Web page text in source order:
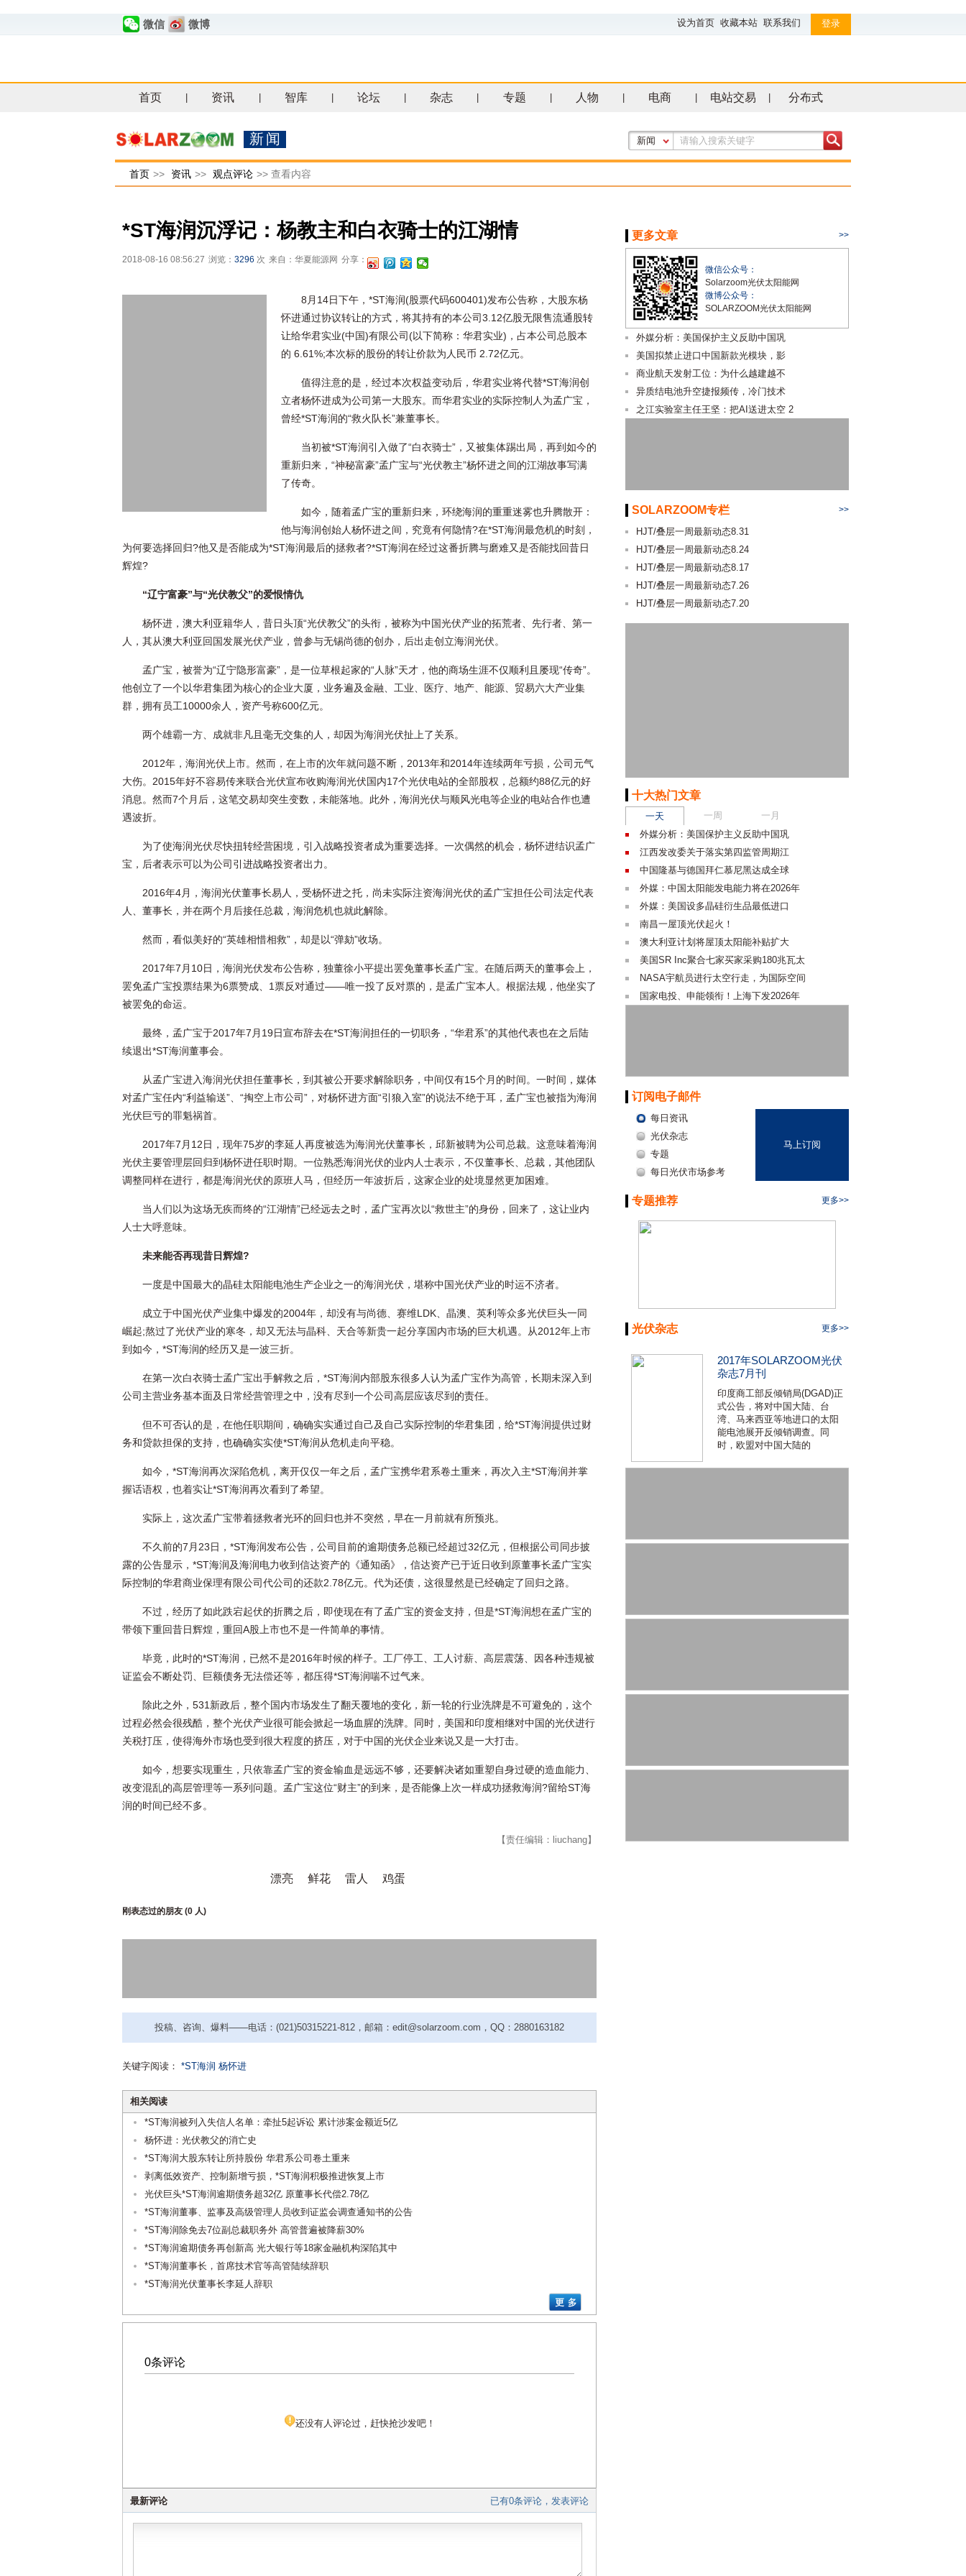
微信 微博 设为首页 收藏本站 联系我们 登录
首页 资讯 智库 论坛 杂志 专题 人物 电商 电站交易 分布式
新闻 新闻
首页 >> 资讯 >> 观点评论 >> 查看内容
*ST海润沉浮记：杨教主和白衣骑士的江湖情
2018-08-16 08:56:27 浏览： 3296 次 来自：华夏能源网 分享：
8月14日下午，*ST海润(股票代码600401)发布公告称，大股东杨
怀进通过协议转让的方式，将其持有的本公司3.12亿股无限售流通股转
让给华君实业(中国)有限公司(以下简称：华君实业)，占本公司总股本
的 6.61%;本次标的股份的转让价款为人民币 2.72亿元。
值得注意的是，经过本次权益变动后，华君实业将代替*ST海润创
立者杨怀进成为公司第一大股东。而华君实业的实际控制人为孟广宝，
曾经*ST海润的“救火队长”兼董事长。
当初被*ST海润引入做了“白衣骑士”，又被集体踢出局，再到如今的
重新归来，“神秘富豪”孟广宝与“光伏教主”杨怀进之间的江湖故事写满
了传奇。
如今，随着孟广宝的重新归来，环绕海润的重重迷雾也升腾散开：
他与海润创始人杨怀进之间，究竟有何隐情?在*ST海润最危机的时刻，
为何要选择回归?他又是否能成为*ST海润最后的拯救者?*ST海润在经过这番折腾与磨难又是否能找回昔日
辉煌?
“辽宁富豪”与“光伏教父”的爱恨情仇
杨怀进，澳大利亚籍华人，昔日头顶“光伏教父”的头衔，被称为中国光伏产业的拓荒者、先行者、第一
人，其从澳大利亚回国发展光伏产业，曾参与无锡尚德的创办，后出走创立海润光伏。
孟广宝，被誉为“辽宁隐形富豪”，是一位草根起家的“人脉”天才，他的商场生涯不仅顺利且屡现“传奇”。
他创立了一个以华君集团为核心的企业大厦，业务遍及金融、工业、医疗、地产、能源、贸易六大产业集
群，拥有员工10000余人，资产号称600亿元。
两个雄霸一方、成就非凡且毫无交集的人，却因为海润光伏扯上了关系。
2012年，海润光伏上市。然而，在上市的次年就问题不断，2013年和2014年连续两年亏损，公司元气
大伤。2015年好不容易传来联合光伏宣布收购海润光伏国内17个光伏电站的全部股权，总额约88亿元的好
消息。然而7个月后，这笔交易却突生变数，未能落地。此外，海润光伏与顺风光电等企业的电站合作也遭
遇波折。
为了使海润光伏尽快扭转经营困境，引入战略投资者成为重要选择。一次偶然的机会，杨怀进结识孟广
宝，后者表示可以为公司引进战略投资者出力。
2016年4月，海润光伏董事长易人，受杨怀进之托，尚未实际注资海润光伏的孟广宝担任公司法定代表
人、董事长，并在两个月后接任总裁，海润危机也就此解除。
然而，看似美好的“英雄相惜相救”，却是以“弹劾”收场。
2017年7月10日，海润光伏发布公告称，独董徐小平提出罢免董事长孟广宝。在随后两天的董事会上，
罢免孟广宝投票结果为6票赞成、1票反对通过——唯一投了反对票的，是孟广宝本人。根据法规，他坐实了
被罢免的命运。
最终，孟广宝于2017年7月19日宣布辞去在*ST海润担任的一切职务，“华君系”的其他代表也在之后陆
续退出*ST海润董事会。
从孟广宝进入海润光伏担任董事长，到其被公开要求解除职务，中间仅有15个月的时间。一时间，媒体
对孟广宝任内“利益输送”、“掏空上市公司”，对杨怀进方面“引狼入室”的说法不绝于耳，孟广宝也被指为海润
光伏巨亏的罪魁祸首。
2017年7月12日，现年75岁的李延人再度被选为海润光伏董事长，邱新被聘为公司总裁。这意味着海润
光伏主要管理层回归到杨怀进任职时期。一位熟悉海润光伏的业内人士表示，不仅董事长、总裁，其他团队
调整同样在进行，都是海润光伏的原班人马，但经历一年波折后，这家企业的处境显然更加困难。
当人们以为这场无疾而终的“江湖情”已经远去之时，孟广宝再次以“救世主”的身份，回来了，这让业内
人士大呼意味。
未来能否再现昔日辉煌?
一度是中国最大的晶硅太阳能电池生产企业之一的海润光伏，堪称中国光伏产业的时运不济者。
成立于中国光伏产业集中爆发的2004年，却没有与尚德、赛维LDK、晶澳、英利等众多光伏巨头一同
崛起;熬过了光伏产业的寒冬，却又无法与晶科、天合等新贵一起分享国内市场的巨大机遇。从2012年上市
到如今，*ST海润的经历又是一波三折。
在第一次白衣骑士孟广宝出手解救之后，*ST海润内部股东很多人认为孟广宝作为高管，长期未深入到
公司主营业务基本面及日常经营管理之中，没有尽到一个公司高层应该尽到的责任。
但不可否认的是，在他任职期间，确确实实通过自己及自己实际控制的华君集团，给*ST海润提供过财
务和贷款担保的支持，也确确实实使*ST海润从危机走向平稳。
如今，*ST海润再次深陷危机，离开仅仅一年之后，孟广宝携华君系卷土重来，再次入主*ST海润并掌
握话语权，也着实让*ST海润再次看到了希望。
实际上，这次孟广宝带着拯救者光环的回归也并不突然，早在一月前就有所预兆。
不久前的7月23日，*ST海润发布公告，公司目前的逾期债务总额已经超过32亿元，但根据公司同步披
露的公告显示，*ST海润及海润电力收到信达资产的《通知函》，信达资产已于近日收到原董事长孟广宝实
际控制的华君商业保理有限公司代公司的还款2.78亿元。代为还债，这很显然是已经确定了回归之路。
不过，经历了如此跌宕起伏的折腾之后，即使现在有了孟广宝的资金支持，但是*ST海润想在孟广宝的
带领下重回昔日辉煌，重回A股上市也不是一件简单的事情。
毕竟，此时的*ST海润，已然不是2016年时候的样子。工厂停工、工人讨薪、高层震荡、因各种违规被
证监会不断处罚、巨额债务无法偿还等，都压得*ST海润喘不过气来。
除此之外，531新政后，整个国内市场发生了翻天覆地的变化，新一轮的行业洗牌是不可避免的，这个
过程必然会很残酷，整个光伏产业很可能会掀起一场血腥的洗牌。同时，美国和印度相继对中国的光伏进行
关税打压，使得海外市场也受到很大程度的挤压，对于中国的光伏企业来说又是一大打击。
如今，想要实现重生，只依靠孟广宝的资金输血是远远不够，还要解决诸如重塑自身过硬的造血能力、
改变混乱的高层管理等一系列问题。孟广宝这位“财主”的到来，是否能像上次一样成功拯救海润?留给ST海
润的时间已经不多。
【责任编辑：liuchang】
漂亮 鲜花 雷人 鸡蛋
刚表态过的朋友 (0 人)
投稿、咨询、爆料——电话：(021)50315221-812，邮箱：edit@solarzoom.com，QQ：2880163182
关键字阅读： *ST海润 杨怀进
相关阅读
*ST海润被列入失信人名单：牵扯5起诉讼 累计涉案金额近5亿
杨怀进：光伏教父的消亡史
*ST海润大股东转让所持股份 华君系公司卷土重来
剥离低效资产、控制新增亏损，*ST海润积极推进恢复上市
光伏巨头*ST海润逾期债务超32亿 原董事长代偿2.78亿
*ST海润董事、监事及高级管理人员收到证监会调查通知书的公告
*ST海润除免去7位副总裁职务外 高管普遍被降薪30%
*ST海润逾期债务再创新高 光大银行等18家金融机构深陷其中
*ST海润董事长，首席技术官等高管陆续辞职
*ST海润光伏董事长李延人辞职
0条评论
还没有人评论过，赶快抢沙发吧！
已有0条评论，发表评论
最新评论
更多文章 >>
微信公众号：
Solarzoom光伏太阳能网
微博公众号：
SOLARZOOM光伏太阳能网
外媒分析：美国保护主义反助中国巩
美国拟禁止进口中国新款光模块，影
商业航天发射工位：为什么越建越不
异质结电池升空捷报频传，冷门技术
之江实验室主任王坚：把AI送进太空 2
SOLARZOOM专栏 >>
HJT/叠层一周最新动态8.31
HJT/叠层一周最新动态8.24
HJT/叠层一周最新动态8.17
HJT/叠层一周最新动态7.26
HJT/叠层一周最新动态7.20
十大热门文章
一天 一周
一月
外媒分析：美国保护主义反助中国巩
江西发改委关于落实第四监管周期江
中国隆基与德国拜仁慕尼黑达成全球
外媒：中国太阳能发电能力将在2026年
外媒：美国设多晶硅衍生品最低进口
南昌一屋顶光伏起火！
澳大利亚计划将屋顶太阳能补贴扩大
美国SR Inc聚合七家买家采购180兆瓦太
NASA宇航员进行太空行走，为国际空间
国家电投、申能领衔！上海下发2026年
订阅电子邮件
每日资讯
光伏杂志
专题
每日光伏市场参考
马上订阅
专题推荐 更多>>
光伏杂志 更多>>
2017年SOLARZOOM光伏
杂志7月刊
印度商工部反倾销局(DGAD)正
式公告，将对中国大陆、台
湾、马来西亚等地进口的太阳
能电池展开反倾销调查。同
时，欧盟对中国大陆的